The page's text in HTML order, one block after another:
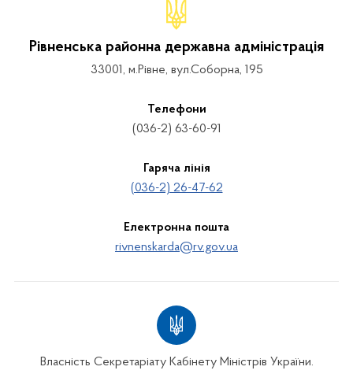
Рівненська районна державна адміністрація
33001, м.Рівне, вул.Соборна, 195
Телефони
(036-2) 63-60-91
Гаряча лінія
(036-2) 26-47-62
Електронна пошта
rivnenskarda@rv.gov.ua
Власність Секретаріату Кабінету Міністрів України.